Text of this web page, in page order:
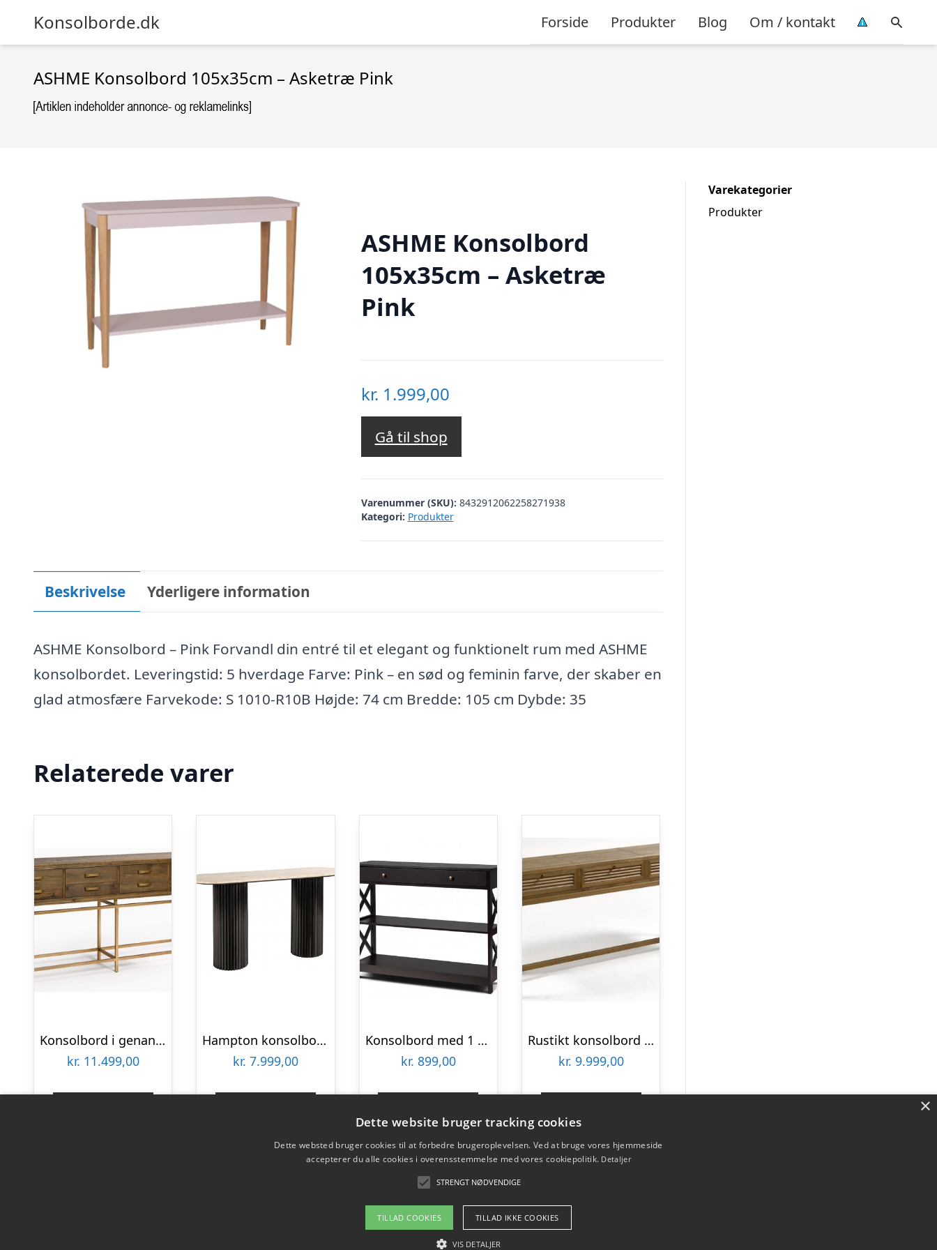
Konsolborde.dk Forside Produkter Blog Om / kontakt
ASHME Konsolbord 105x35cm – Asketræ Pink
ASHME Konsolbord
105x35cm – Asketræ
Pink
kr. 1.999,00
Gå til shop
Varenummer (SKU): 8432912062258271938
Kategori: Produkter
Beskrivelse Yderligere information
ASHME Konsolbord – Pink Forvandl din entré til et elegant og funktionelt rum med ASHME
konsolbordet. Leveringstid: 5 hverdage Farve: Pink – en sød og feminin farve, der skaber en
glad atmosfære Farvekode: S 1010-R10B Højde: 74 cm Bredde: 105 cm Dybde: 35
Relaterede varer
Konsolbord i genanvendt fyrretræ og metal B181 cm – Antik guld/Brunbejset
kr. 11.499,00
Hampton konsolbord i MDF og travertin 150 x 46 cm – Sort/Travertin
kr. 7.999,00
Konsolbord med 1 skuffe i mdf B100 x D30 cm – Brun
kr. 899,00
Gå til shop
Rustikt konsolbord i egetræ B160 cm – Børstet eg
kr. 9.999,00
Gå til shop
Varekategorier
Produkter
×
Dette website bruger tracking cookies
Dette websted bruger cookies til at forbedre brugeroplevelsen. Ved at bruge vores hjemmeside
accepterer du alle cookies i overensstemmelse med vores cookiepolitik. Detaljer
STRENGT NØDVENDIGE
TILLAD COOKIES TILLAD IKKE COOKIES
VIS DETALJER